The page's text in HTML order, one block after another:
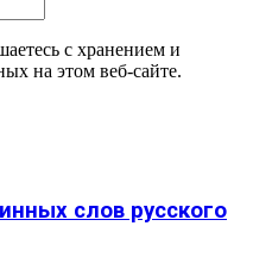
с хранением и
на этом веб-сайте.
слов русского